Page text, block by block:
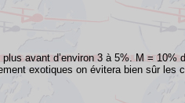
avant d’environ 3 à 5%. M = 10%
exotiques on évitera bien sûr les